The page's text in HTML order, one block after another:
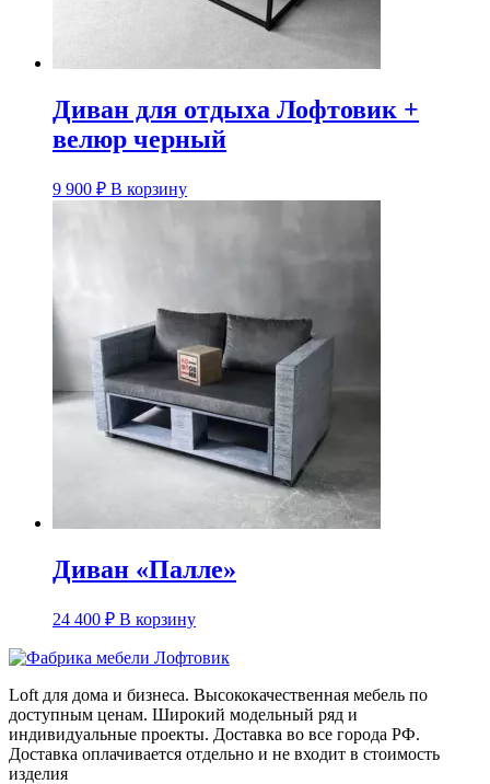
Диван для отдыха Лофтовик +
велюр черный
9 900 ₽ В корзину
Диван «Палле»
24 400 ₽ В корзину
Loft для дома и бизнеса. Высококачественная мебель по
доступным ценам. Широкий модельный ряд и
индивидуальные проекты. Доставка во все города РФ.
Доставка оплачивается отдельно и не входит в стоимость
изделия